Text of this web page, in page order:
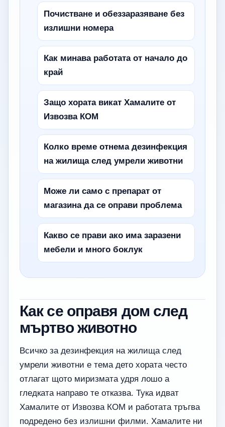
Почистване и обеззаразяване без
излишни номера
Как минава работата от начало до
край
Защо хората викат Хамалите от
Извозва КОМ
Колко време отнема дезинфекция
на жилища след умрели животни
Може ли само с препарат от
магазина да се оправи проблема
Какво се прави ако има заразени
мебели и много боклук
Как се оправя дом след
мъртво животно
Всичко за дезинфекция на жилища след
умрели животни е тема дето хората често
отлагат щото миризмата удря лошо а
гледката направо те отказва. Тука идват
Хамалите от Извозва КОМ и работата тръгва
подредено без излишни филми. Хамалите ни